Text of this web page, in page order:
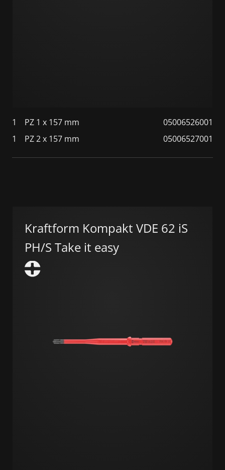
1 PZ 1 x 157 mm
05006526001
1
PZ 2 x 157 mm 05006527001
Kraftform Kompakt VDE 62 iS
PH/S Take it easy